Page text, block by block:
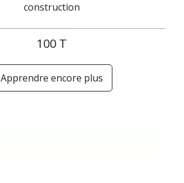
construction
100 T
Apprendre encore plus